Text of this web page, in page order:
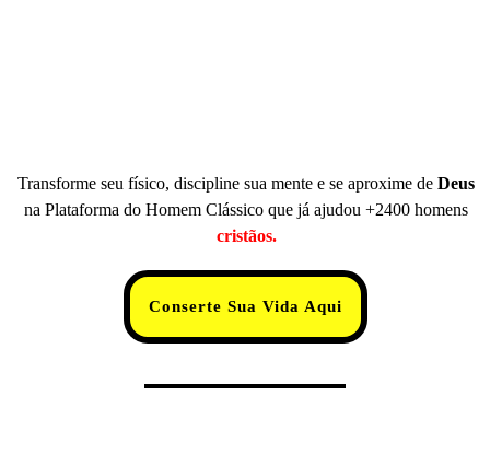
Transforme seu físico, discipline sua mente e se aproxime de Deus
na Plataforma do Homem Clássico que já ajudou +2400 homens
cristãos.
Conserte Sua Vida Aqui